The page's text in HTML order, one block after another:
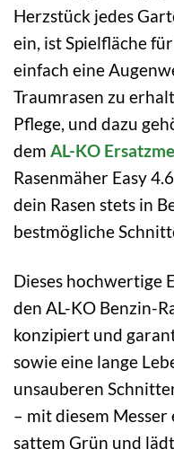
Herzstück jedes
ein, ist Spielfläche
einfach eine
Traumrasen zu
Pflege, und dazu
dem AL-KO
Rasenmäher Easy
dein Rasen stets in
bestmögliche
Dieses hochwertige
den AL-KO Benzin-
konzipiert und
sowie eine lange
unsauberen
– mit diesem
sattem Grün und